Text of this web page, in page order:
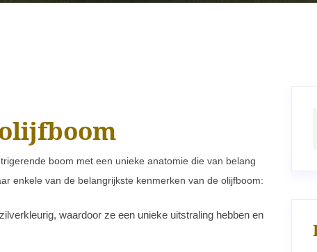
boom met een unieke anatomie die van belang
enkele van de belangrijkste kenmerken van de olijfboom:
waardoor ze een unieke uitstraling hebben en